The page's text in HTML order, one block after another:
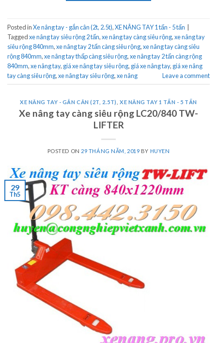
Posted inXe nâng tay - gắn cân (2t, 2.5t),XE NÂNG TAY 1 tấn - 5 tấn
Taggedxe nâng tay siêu rộng 2 tấn,xe nâng tay càng siêu rộng,xe nâng tay
siêu rộng 840mm,xe nâng tay 2 tấn càng siêu rộng,xe nâng tay càng siêu
rộng 840mm,xe nâng tay thấp càng siêu rộng,xe nâng tay 2 tấn càng rộng
840mm,xe nâng tay, giá xe nâng tay siêu rộng, giá xe nâng tay, giá xe nâng
tay càng siêu rộng,xe nâng tay siêu rộng,xe nâng Leave a comment
XE NÂNG TAY - GẮN CÂN (2T, 2.5T) ,XE NÂNG TAY 1 TẤN - 5 TẤN
Xe nâng tay càng siêu rộng LC20/840 TW-
LIFTER
POSTED ON 29 THÁNG NĂM, 2019 BY HUYEN
29
Th5